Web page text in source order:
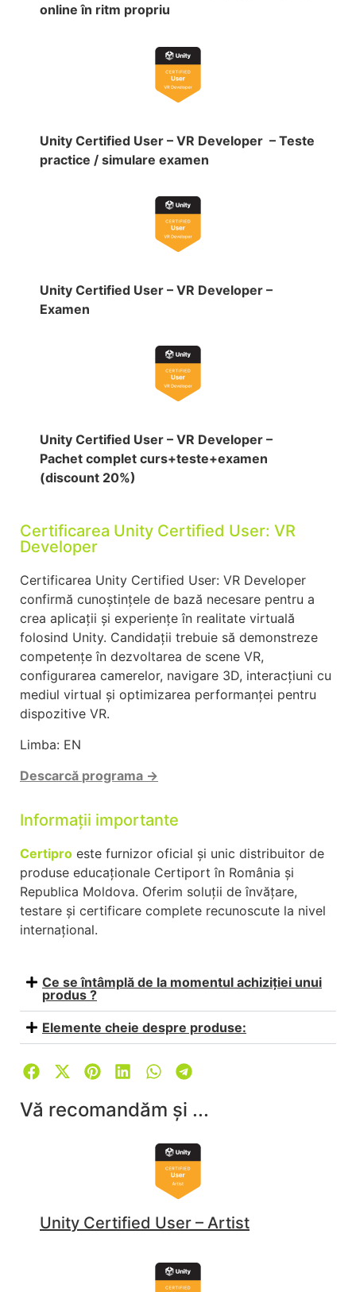
online în ritm propriu
Unity Certified User – VR Developer – Teste
practice / simulare examen
Unity Certified User – VR Developer –
Examen
Unity Certified User – VR Developer –
Pachet complet curs+teste+examen
(discount 20%)
Certificarea Unity Certified User: VR
Developer
Certificarea Unity Certified User: VR Developer
confirmă cunoștințele de bază necesare pentru a
crea aplicații și experiențe în realitate virtuală
folosind Unity. Candidații trebuie să demonstreze
competențe în dezvoltarea de scene VR,
configurarea camerelor, navigare 3D, interacțiuni cu
mediul virtual și optimizarea performanței pentru
dispozitive VR.
Limba: EN
Descarcă programa →
Informații importante
Certipro este furnizor oficial și unic distribuitor de
produse educaționale Certiport în România și
Republica Moldova. Oferim soluții de învățare,
testare și certificare complete recunoscute la nivel
internațional.
Ce se întâmplă de la momentul achiziției unui
produs ?
Elemente cheie despre produse:
Vă recomandăm și ...
Unity Certified User – Artist